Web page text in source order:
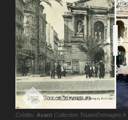
Crédits: Avant Collection ToulonEnImages.fr